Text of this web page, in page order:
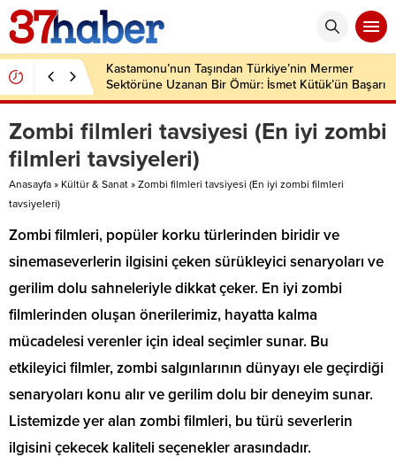
Kastamonu’nun Taşından Türkiye’nin Mermer
Sektörüne Uzanan Bir Ömür: İsmet Kütük’ün Başarı
Hikâyesi
Zombi filmleri tavsiyesi (En iyi zombi
filmleri tavsiyeleri)
Anasayfa » Kültür & Sanat » Zombi filmleri tavsiyesi (En iyi zombi filmleri
tavsiyeleri)
Zombi filmleri, popüler korku türlerinden biridir ve
sinemaseverlerin ilgisini çeken sürükleyici senaryoları ve
gerilim dolu sahneleriyle dikkat çeker. En iyi zombi
filmlerinden oluşan önerilerimiz, hayatta kalma
mücadelesi verenler için ideal seçimler sunar. Bu
etkileyici filmler, zombi salgınlarının dünyayı ele geçirdiği
senaryoları konu alır ve gerilim dolu bir deneyim sunar.
Listemizde yer alan zombi filmleri, bu türü severlerin
ilgisini çekecek kaliteli seçenekler arasındadır.